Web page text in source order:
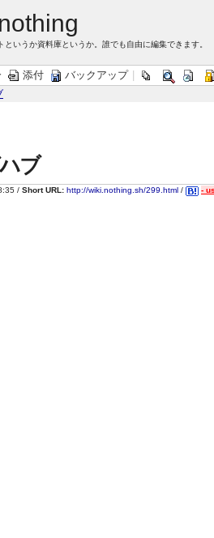
というか資料庫というか。誰でも自由に編集できます。
添付 バックアップ |
ブ
/ Short URL: http://wiki.nothing.sh/299.html / -